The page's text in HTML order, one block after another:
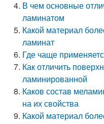
В чем основные
ламинатом
Какой материал
ламинат
Где чаще
Как отличить
ламинированной
Каков состав
на их свойства
Какой материал